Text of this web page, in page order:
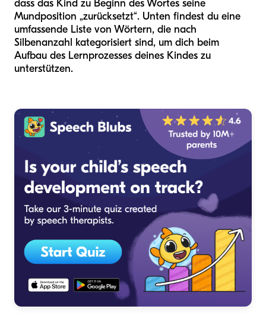
dass das Kind zu Beginn des Wortes seine
Mundposition „zurücksetzt“. Unten findest du eine
umfassende Liste von Wörtern, die nach
Silbenanzahl kategorisiert sind, um dich beim
Aufbau des Lernprozesses deines Kindes zu
unterstützen.